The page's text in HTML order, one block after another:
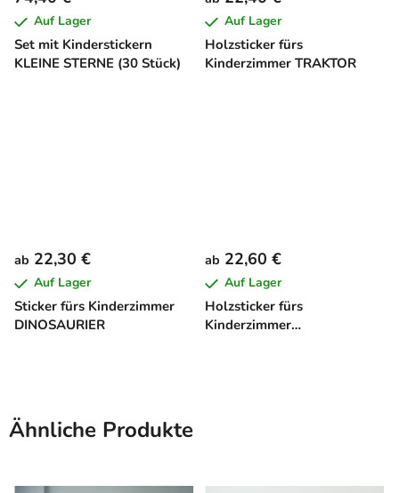
Set mit Kinderstickern
KLEINE STERNE (30 Stück)
Auf Lager
Holzsticker fürs
Kinderzimmer TRAKTOR
Auf Lager
Sticker fürs Kinderzimmer
DINOSAURIER
ab 22,30 €
Auf Lager
Holzsticker fürs
Kinderzimmer
ab 22,60 €
Auf Lager
Ähnliche Produkte